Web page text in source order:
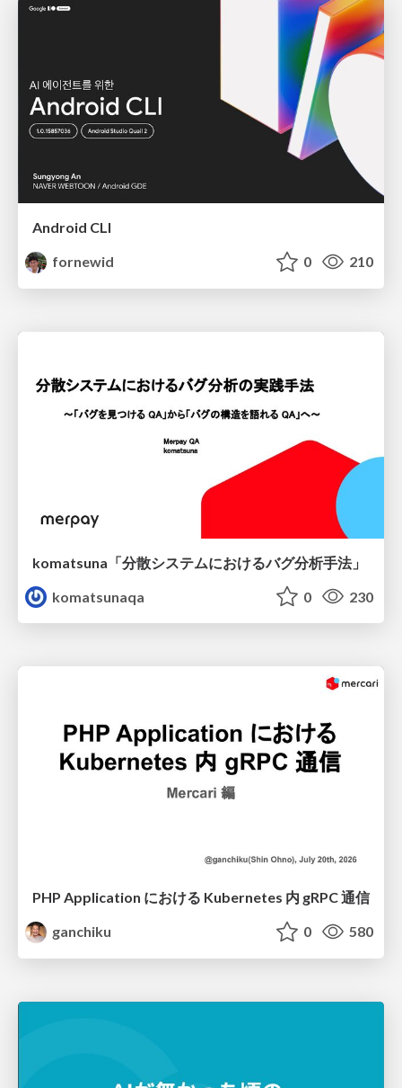
Android CLI
fornewid
0 210
komatsuna「分散システムにおけるバグ分析手法」
komatsunaqa
0 230
PHP Application における Kubernetes 内 gRPC 通信
ganchiku
0 580